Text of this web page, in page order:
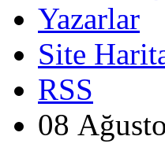
Yazarlar
Site
RSS
08